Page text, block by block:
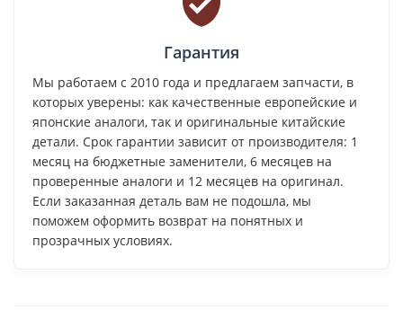
Гарантия
Мы работаем с 2010 года и предлагаем запчасти, в
которых уверены: как качественные европейские и
японские аналоги, так и оригинальные китайские
детали. Срок гарантии зависит от производителя: 1
месяц на бюджетные заменители, 6 месяцев на
проверенные аналоги и 12 месяцев на оригинал.
Если заказанная деталь вам не подошла, мы
поможем оформить возврат на понятных и
прозрачных условиях.